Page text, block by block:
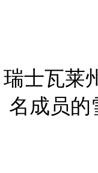
瑞士瓦莱
名成员的